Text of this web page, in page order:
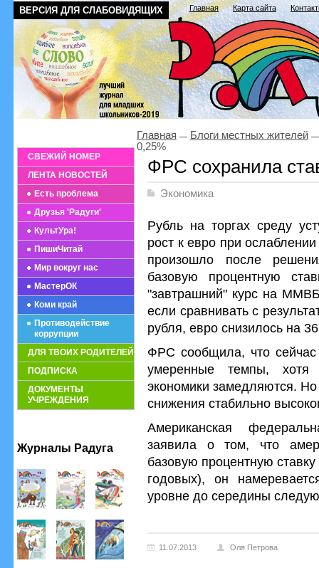
ВЕРСИЯ ДЛЯ СЛАБОВИДЯЩИХ Главная Карта сайта
СВЕЖИЙ НОМЕР
ЛЕНТА НОВОСТЕЙ
Есть проблема
Друзья 'Радуги'
КультУра!
ПишиЧитай
Мир вокруг нас
МастерОК
Коми край
Противодействие
коррупции
ДЛЯ ТВОИХ РОДИТЕЛЕЙ
ПОДПИСКА
ДОКУМЕНТЫ
УЧРЕЖДЕНИЯ
Журналы Радуга
Главная
Блоги местных жителей
0,25%
ФРС сохранила
Экономика
Рубль на торгах среду
рост к евро при
произошло после
базовую процентную
"завтрашний" курс на
если сравнивать с
рубля, евро снизилось на
ФРС сообщила, что
умеренные темпы,
экономики замедляются.
снижения стабильно
Американская
заявила о том, что
базовую процентную
годовых), он
уровне до середины
11.07.2013 Оля Петрова